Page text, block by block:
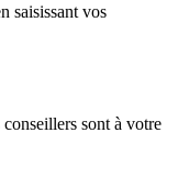
saisissant vos
sont à votre